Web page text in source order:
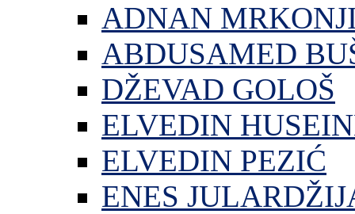
ADNAN
ABDUSAMED
DŽEVAD GOLOŠ
ELVEDIN
ELVEDIN PEZIĆ
ENES